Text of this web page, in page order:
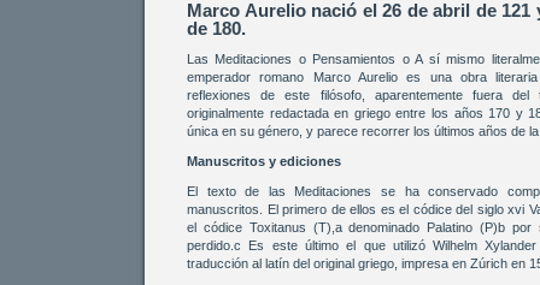
Marco Aurelio nació el 26 de abril de
de 180.
Las Meditaciones o Pensamientos o A sí mismo
emperador romano Marco Aurelio es una obra
reflexiones de este filósofo, aparentemente fuera
originalmente redactada en griego entre los años 170 y
única en su género, y parece recorrer los últimos años de
Manuscritos y ediciones
El texto de las Meditaciones se ha conservado
manuscritos. El primero de ellos es el códice del siglo xvi
el códice Toxitanus (T),a denominado Palatino (P)b
perdido.c Es este último el que utilizó Wilhelm
traducción al latín del original griego, impresa en Zúrich en